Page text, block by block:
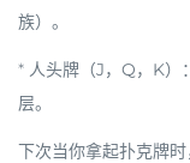
族）。
* 人头牌（J，Q，K）
层。
下次当你拿起扑克牌